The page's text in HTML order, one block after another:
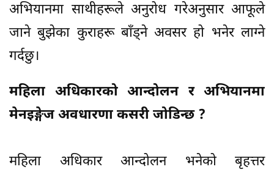
अभियानमा साथीहरूले अनुरोध गरेअनुसार आफूले
जाने बुझेका कुराहरू बाँड्ने अवसर हो भनेर लाग्ने
गर्दछु।
महिला अधिकारको आन्दोलन र अभियानमा
मेनइङ्गेज अवधारणा कसरी जोडिन्छ ?
महिला अधिकार आन्दोलन भनेको बृहत्तर